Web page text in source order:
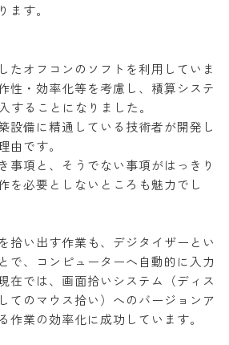
ます。
たオフコンのソフトを利用していま
性・効率化等を考慮し、積算システ
することになりました。
設備に精通している技術者が開発し
由です。
事項と、そうでない事項がはっきり
を必要としないところも魅力でし
拾い出す作業も、デジタイザーとい
で、コンピューターへ自動的に入力
在では、画面拾いシステム（ディス
てのマウス拾い）へのバージョンア
作業の効率化に成功しています。